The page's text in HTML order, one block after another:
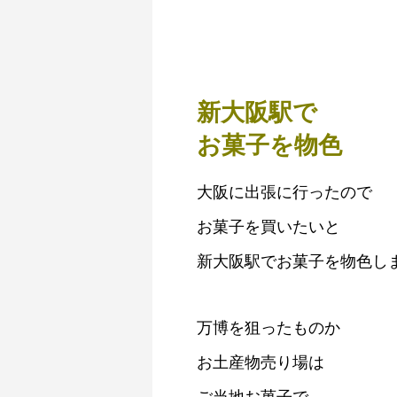
新大阪駅で
お菓子を物色
大阪に出張に行ったので
お菓子を買いたいと
新大阪駅でお菓子を物色し
万博を狙ったものか
お土産物売り場は